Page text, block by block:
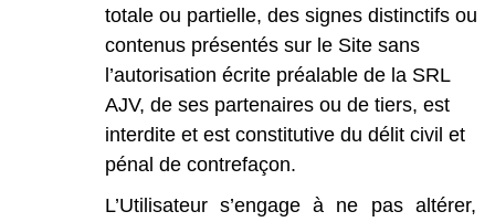
totale ou partielle, des signes distinctifs ou
contenus présentés sur le Site sans
l’autorisation écrite préalable de la SRL
AJV, de ses partenaires ou de tiers, est
interdite et est constitutive du délit civil et
pénal de contrefaçon.
L’Utilisateur s’engage à ne pas altérer,